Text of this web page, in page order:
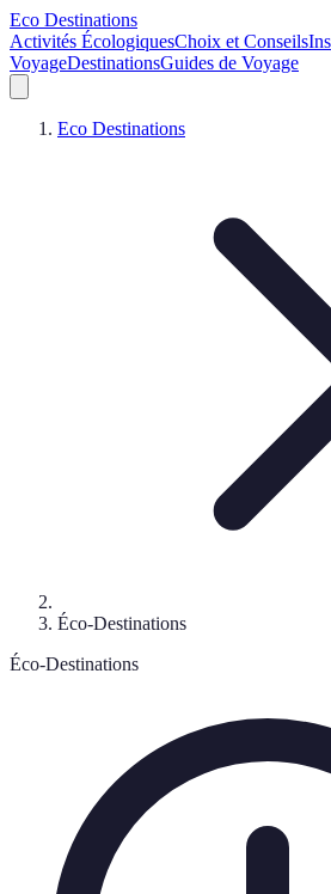
Eco Destinations
Activités ÉcologiquesChoix et Conseils
VoyageDestinationsGuides de Voyage
Eco Destinations
Éco-Destinations
Éco-Destinations